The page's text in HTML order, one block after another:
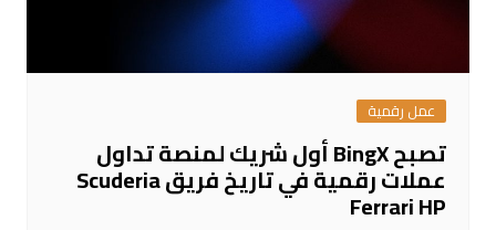
عمل رقمية
تصبح BingX أول شريك لمنصة تداول
عملات رقمية في تاريخ فريق Scuderia
Ferrari HP